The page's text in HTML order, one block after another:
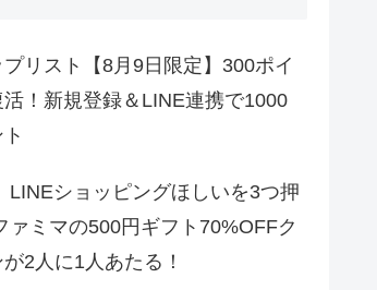
プリスト【8月9日限定】300ポイ
活！新規登録＆LINE連携で1000
LINEショッピングほしいを3つ押
ァミマの500円ギフト70%OFFク
2人に1人あたる！